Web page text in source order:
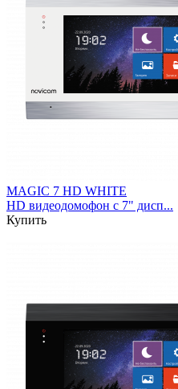
MAGIC 7 HD WHITE
HD видеодомофон с 7" дисп...
Купить